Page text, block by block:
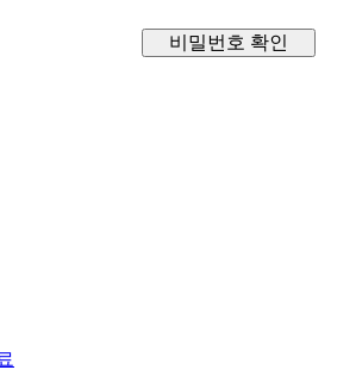
비밀번호 확인